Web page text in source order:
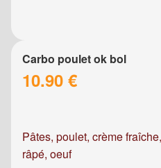
Carbo poulet ok bol
10.90 €
Pâtes, poulet, crème
râpé, oeuf